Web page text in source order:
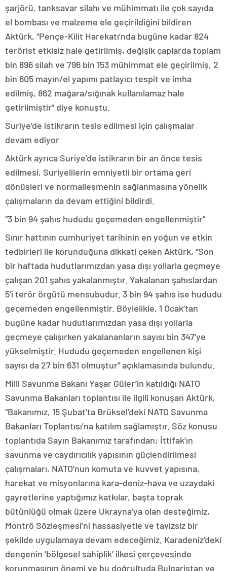
şarjörü, tanksavar silahı ve mühimmatı ile çok sayıda
el bombası ve malzeme ele geçirildiğini bildiren
Aktürk, “Pençe-Kilit Harekatı’nda bugüne kadar 824
terörist etkisiz hale getirilmiş, değişik çaplarda toplam
bin 896 silah ve 796 bin 153 mühimmat ele geçirilmiş, 2
bin 605 mayın/el yapımı patlayıcı tespit ve imha
edilmiş, 862 mağara/sığınak kullanılamaz hale
getirilmiştir” diye konuştu.
Suriye’de istikrarın tesis edilmesi için çalışmalar
devam ediyor
Aktürk ayrıca Suriye’de istikrarın bir an önce tesis
edilmesi, Suriyelilerin emniyetli bir ortama geri
dönüşleri ve normalleşmenin sağlanmasına yönelik
çalışmaların da devam ettiğini bildirdi.
“3 bin 94 şahıs hududu geçemeden engellenmiştir”
Sınır hattının cumhuriyet tarihinin en yoğun ve etkin
tedbirleri ile korunduğuna dikkati çeken Aktürk, “Son
bir haftada hudutlarımızdan yasa dışı yollarla geçmeye
çalışan 201 şahıs yakalanmıştır. Yakalanan şahıslardan
5’i terör örgütü mensubudur. 3 bin 94 şahıs ise hududu
geçemeden engellenmiştir. Böylelikle, 1 Ocak’tan
bugüne kadar hudutlarımızdan yasa dışı yollarla
geçmeye çalışırken yakalananların sayısı bin 347’ye
yükselmiştir. Hududu geçemeden engellenen kişi
sayısı da 27 bin 631 olmuştur” açıklamasında bulundu.
Milli Savunma Bakanı Yaşar Güler’in katıldığı NATO
Savunma Bakanları toplantısı ile ilgili konuşan Aktürk,
“Bakanımız, 15 Şubat’ta Brüksel’deki NATO Savunma
Bakanları Toplantısı’na katılım sağlamıştır. Söz konusu
toplantıda Sayın Bakanımız tarafından; İttifak’ın
savunma ve caydırıcılık yapısının güçlendirilmesi
çalışmaları, NATO’nun komuta ve kuvvet yapısına,
harekat ve misyonlarına kara-deniz-hava ve uzaydaki
gayretlerine yaptığımız katkılar, başta toprak
bütünlüğü olmak üzere Ukrayna’ya olan desteğimiz,
Montrö Sözleşmesi’ni hassasiyetle ve tavizsiz bir
şekilde uygulamaya devam edeceğimiz, Karadeniz’deki
dengenin ‘bölgesel sahiplik’ ilkesi çerçevesinde
korunmasının önemi ve bu doğrultuda Bulgaristan ve